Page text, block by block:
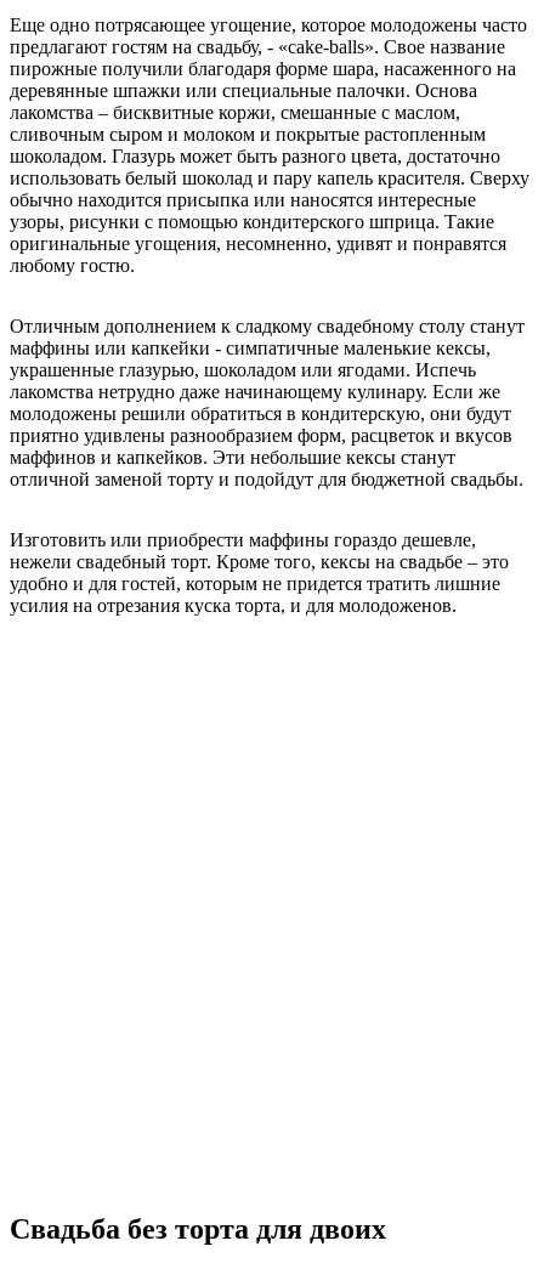
Еще одно потрясающее угощение, которое молодожены часто
предлагают гостям на свадьбу, - «cake-balls». Свое название
пирожные получили благодаря форме шара, насаженного на
деревянные шпажки или специальные палочки. Основа
лакомства – бисквитные коржи, смешанные с маслом,
сливочным сыром и молоком и покрытые растопленным
шоколадом. Глазурь может быть разного цвета, достаточно
использовать белый шоколад и пару капель красителя. Сверху
обычно находится присыпка или наносятся интересные
узоры, рисунки с помощью кондитерского шприца. Такие
оригинальные угощения, несомненно, удивят и понравятся
любому гостю.
Отличным дополнением к сладкому свадебному столу станут
маффины или капкейки - симпатичные маленькие кексы,
украшенные глазурью, шоколадом или ягодами. Испечь
лакомства нетрудно даже начинающему кулинару. Если же
молодожены решили обратиться в кондитерскую, они будут
приятно удивлены разнообразием форм, расцветок и вкусов
маффинов и капкейков. Эти небольшие кексы станут
отличной заменой торту и подойдут для бюджетной свадьбы.
Изготовить или приобрести маффины гораздо дешевле,
нежели свадебный торт. Кроме того, кексы на свадьбе – это
удобно и для гостей, которым не придется тратить лишние
усилия на отрезания куска торта, и для молодоженов.
Свадьба без торта для двоих